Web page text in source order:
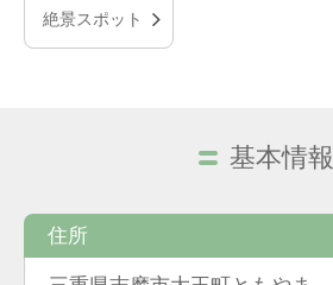
絶景スポット
基本情報
住所